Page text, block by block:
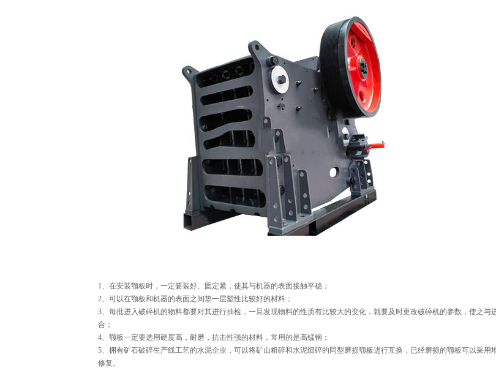
1、在安装颚板时，一定要装好、固定紧，使其与机器的表面接触平稳；
2、可以在颚板和机器的表面之间垫一层塑性比较好的材料；
3、每批进入破碎机的物料都要对其进行抽检，一旦发现物料的性质有比较大的变化，就要及时更改破碎机的参数，使之与
合；
4、颚板一定要选用硬度高，耐磨，抗击性强的材料，常用的是高锰钢；
5、拥有矿石破碎生产线工艺的水泥企业，可以将矿山粗碎和水泥细碎的同型磨损颚板进行互换，已经磨损的颚板可以采用
修复。